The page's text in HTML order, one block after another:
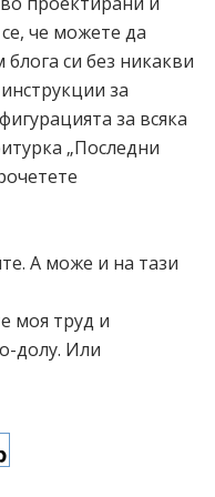
#777;}
}
{ color: #222;}
size: 11px; }
weight: bold;color:
6px 0px;}
#222;}
че можете да
си без никакви
за
за всяка
„Последни
А може и на тази
моя труд и
долу. Или